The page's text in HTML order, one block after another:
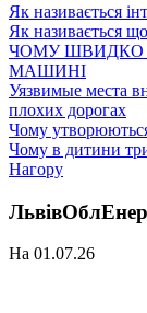
Як називається
Як називається
ЧОМУ ШВИДКО
МАШИНІ
Уязвимые места
плохих дорогах
Чому
Чому в дитини
Нагору
На 01.07.26